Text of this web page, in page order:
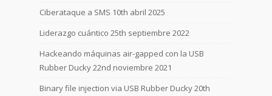
Ciberataque a SMS 10th abril 2025
Liderazgo cuántico 25th septiembre 2022
Hackeando máquinas air-gapped con la USB
Rubber Ducky22nd noviembre 2021
Binary file injection via USB Rubber Ducky20th